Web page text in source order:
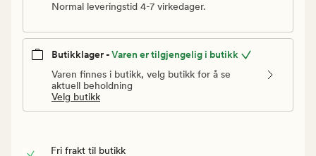
Normal leveringstid 4-7 virkedager.
Butikklager -Varen er tilgjengelig i butikk
Varen finnes i butikk, velg butikk for å se
aktuell beholdning
Velg butikk
Fri frakt til butikk